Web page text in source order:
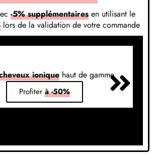
-5% supplémentairesen utilisant le
lors de la validation de votre commande
ionique haut de gamme
Profiter à -50%